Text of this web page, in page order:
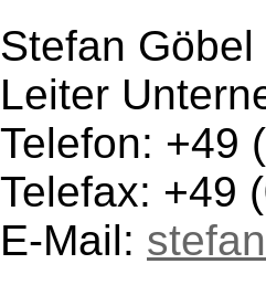
Stefan Göbel
Leiter
Telefon: +49
Telefax: +49
E-Mail: